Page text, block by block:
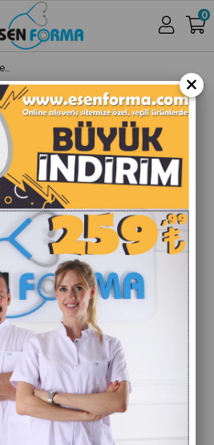
0
Likralı Hemşire Forması Erkek Kara Yeşil
×